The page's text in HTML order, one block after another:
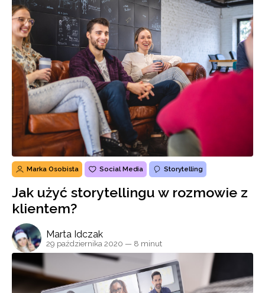
Marka Osobista Social Media Storytelling
Jak użyć storytellingu w rozmowie z
klientem?
Marta Idczak
29 października 2020 — 8 minut